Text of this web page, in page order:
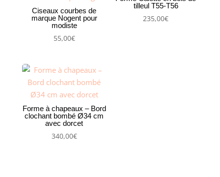
Ciseaux courbes de
marque Nogent pour
modiste
55,00€
tilleul T55-T56
235,00€
Forme à chapeaux – Bord
clochant bombé Ø34 cm
avec dorcet
340,00€